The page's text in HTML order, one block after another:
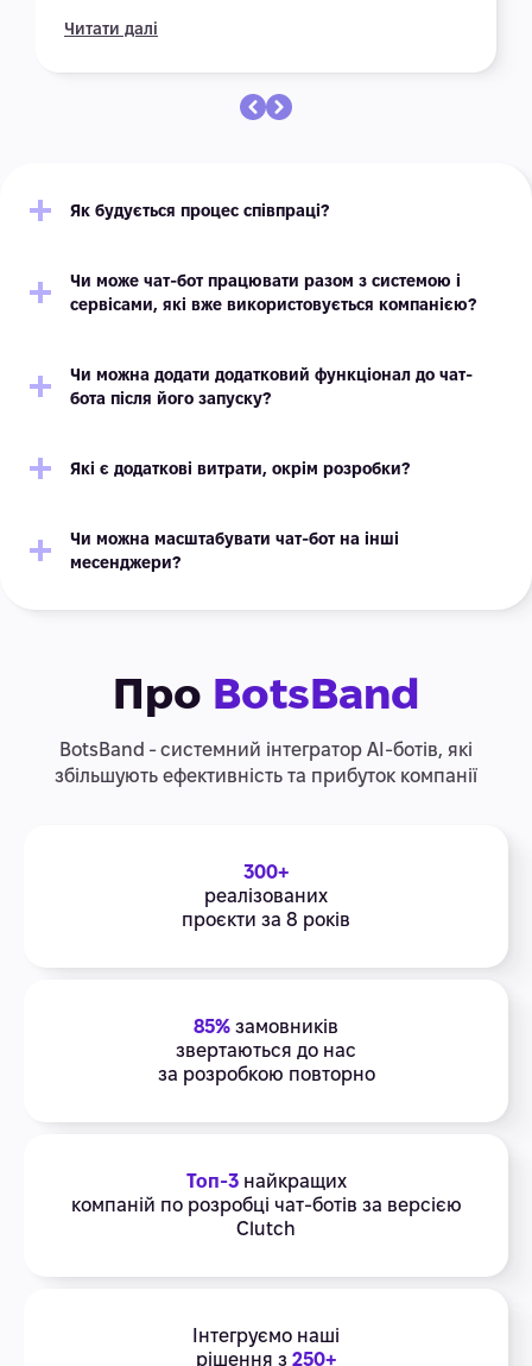
підтримує контакт практично 24/7, не залишить
планам по наступним кейсам.
Дякую за співпрацю!
Читати далі
Як будується процес співпраці?
Чи може чат-бот працювати разом з системою і
сервісами, які вже використовується компанією?
Чи можна додати додатковий функціонал до чат-
бота після його запуску?
Які є додаткові витрати, окрім розробки?
Чи можна масштабувати чат-бот на інші
месенджери?
Про BotsBand
BotsBand - системний інтегратор АІ-ботів, які
збільшують ефективність та прибуток компанії
300+
реалізованих
проєкти за 8 років
85% замовників
звертаються до нас
за розробкою повторно
Топ-3найкращих
компаній по розробці чат-ботів за версією
Clutch
Інтегруємо наші
рішення з 250+